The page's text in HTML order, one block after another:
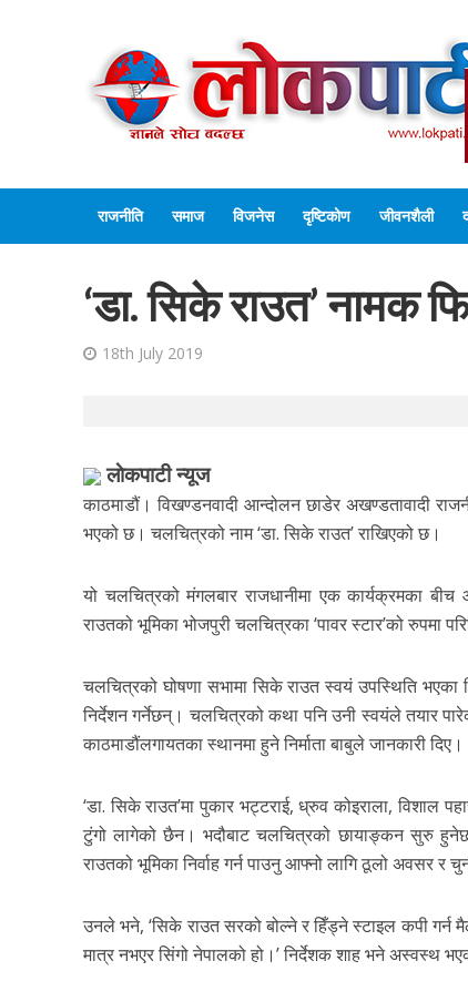
राजनीति समाज विजनेस दृष्टिकोण जीवनशैली
‘डा. सिके राउत’ नामक
18th July 2019
लाेकपाटी न्यूज
काठमाडौं। विखण्डनवादी आन्दोलन छाडेर अखण्डतावादी
भएको छ। चलचित्रको नाम ‘डा. सिके राउत’ राखिएको छ।
यो चलचित्रको मंगलबार राजधानीमा एक कार्यक्रमका
राउतको भूमिका भोजपुरी चलचित्रका ‘पावर स्टार’को रुपमा
चलचित्रको घोषणा सभामा सिके राउत स्वयं उपस्थिति
निर्देशन गर्नेछन्। चलचित्रको कथा पनि उनी स्वयंले तयार
काठमाडौंलगायतका स्थानमा हुने निर्माता बाबुले जानकारी दिए।
‘डा. सिके राउत’मा पुकार भट्टराई, ध्रुव कोइराला, विशाल
टुंगो लागेको छैन। भदौबाट चलचित्रको छायाङ्कन सुरु हुनेछ
राउतको भूमिका निर्वाह गर्न पाउनु आफ्नो लागि ठूलो अवसर र
उनले भने, ‘सिके राउत सरको बोल्ने र हिँड्ने स्टाइल कपी
मात्र नभएर सिंगो नेपालको हो।’ निर्देशक शाह भने अस्वस्थ